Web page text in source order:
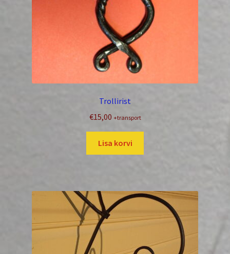
Trollirist
€15,00 +transport
Lisa korvi